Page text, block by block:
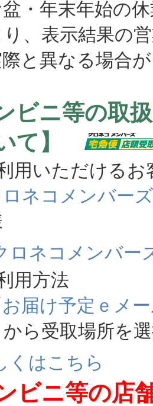
・年末年始の
り、表示結果の
異なる場合が
ビニ等の取
て】
用いただけるお
ロネコメンバーズ
ロネコメンバー
用方法
お届け予定ｅメ
から受取場所を
くはこちら
ビニ等の店